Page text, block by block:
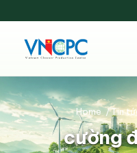
cường
Home /Tin